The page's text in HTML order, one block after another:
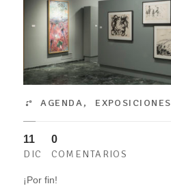
AGENDA, EXPOSICIONES
11
DIC
0
COMENTARIOS
¡Por fin!